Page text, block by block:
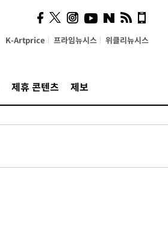
K-Artprice 프라임뉴시스 위클리뉴시스
제휴 콘텐츠 제보